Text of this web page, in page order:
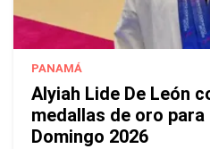
PANAMÁ
Alyiah Lide De León
medallas de oro para
Domingo 2026